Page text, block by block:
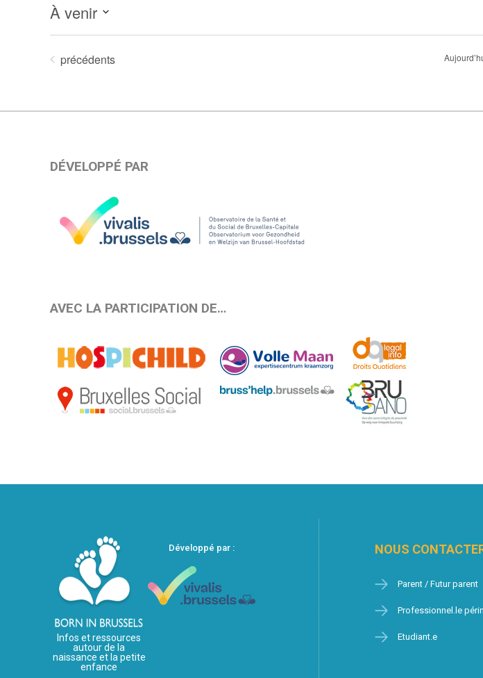
À venir
date.Évènements
précédents
DÉVELOPPÉ PAR
AVEC LA PARTICIPATION DE…
Infos et ressources
autour de la
naissance et la petite
enfance
Développé par : NOUS
Parent / Futur parent
Professionnel.le
Etudiant.e